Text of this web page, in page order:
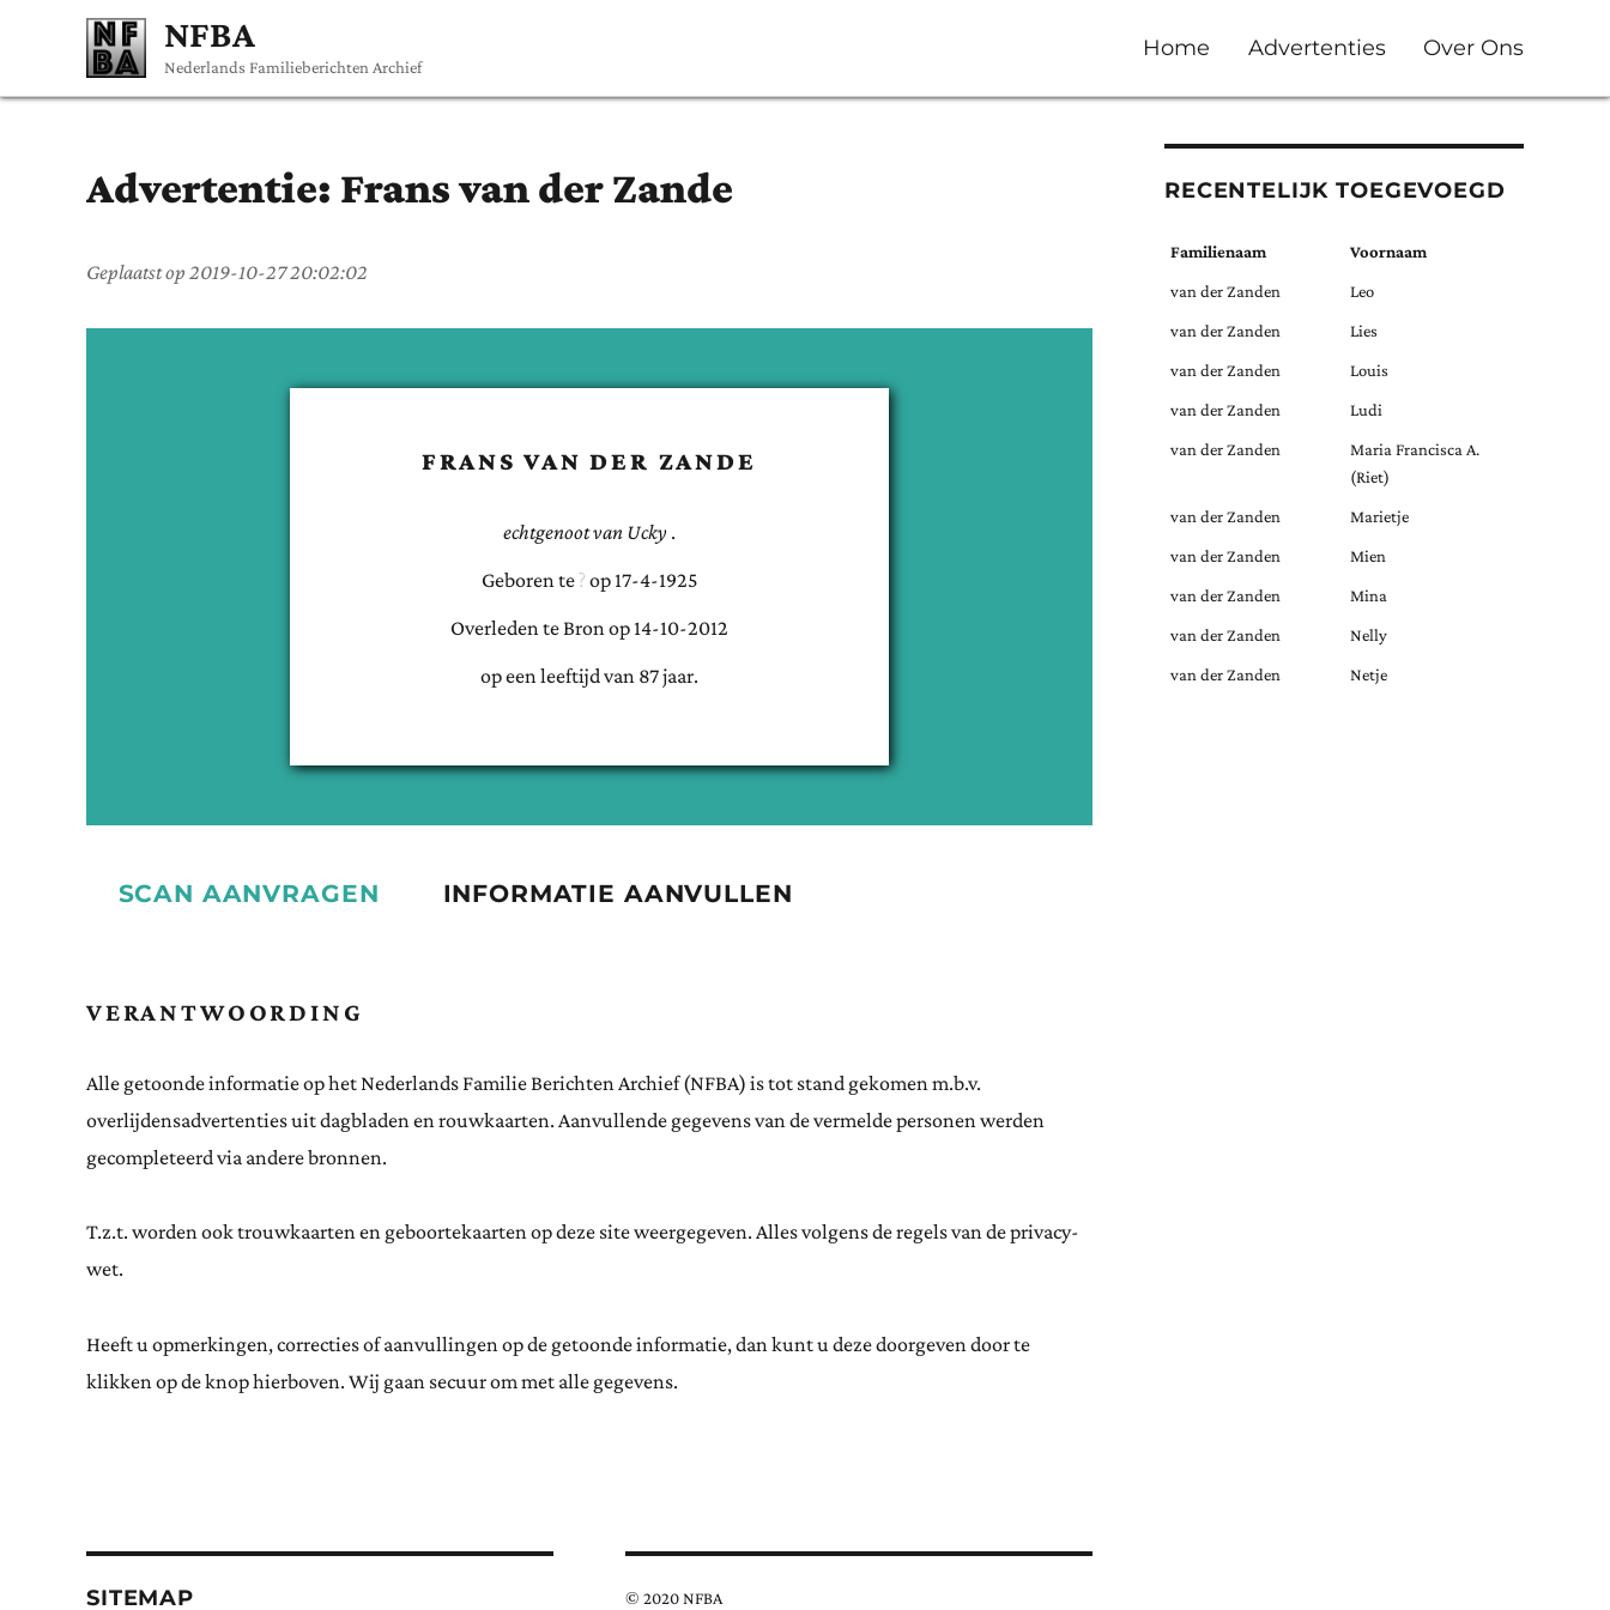
NFBA
Nederlands Familieberichten Archief
Home Advertenties Over Ons
Advertentie: Fransvan der Zande
Geplaatst op 2019-10-27 20:02:02
FRANS VAN DER ZANDE
echtgenoot van Ucky .
Geboren te op 17-4-1925
Overleden te Bron op 14-10-2012
op een leeftijd van 87jaar.
SCAN AANVRAGEN INFORMATIE AANVULLEN
VERANTWOORDING
Alle getoonde informatie op het Nederlands Familie Berichten Archief (NFBA) is tot stand gekomen m.b.v.
overlijdensadvertenties uit dagbladen en rouwkaarten. Aanvullende gegevens van de vermelde personen werden
gecompleteerd via andere bronnen.
T.z.t. worden ook trouwkaarten en geboortekaarten op deze site weergegeven. Alles volgens de regels van de privacy-
wet.
Heeft u opmerkingen, correcties of aanvullingen op de getoonde informatie, dan kunt u deze doorgeven door te
klikken op de knop hierboven. Wij gaan secuur om met alle gegevens.
SITEMAP © 2020 NFBA
RECENTELIJK TOEGEVOEGD
Familienaam Voornaam
van der Zanden Leo
van der Zanden Lies
van der Zanden Louis
van der Zanden Ludi
van der Zanden
Maria Francisca A.
(Riet)
van der Zanden Marietje
van der Zanden Mien
van der Zanden Mina
van der Zanden Nelly
van der Zanden Netje